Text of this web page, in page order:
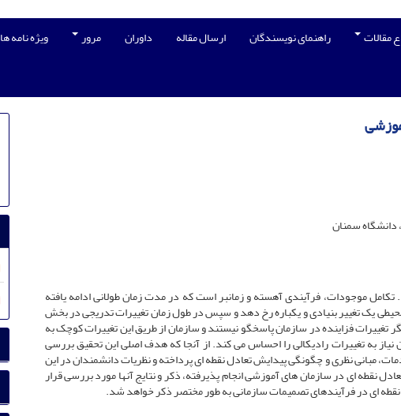
مقالات راهنمای نویسندگان ارسال مقاله داوران مرور ویژه نامه ها
دانشگاه سمنان
تکامل موجودات، فرآیندی آهسته و زمانبر است که در مدت زمان طولانی ادامه یافته
یک تغییر بنیادی و یکباره رخ دهد و سپس در طول زمان تغییرات تدریجی در بخش
فزاینده در سازمان پاسخگو نیستند و سازمان از طریق این تغییرات کوچک به
به تغییرات رادیکالی را احساس می کند. از آنجا که هدف اصلی این تحقیق بررسی
مبانی نظری و چگونگی پیدایش تعادل نقطه ای پرداخته و نظریات دانشمندان در این
ای در سازمان های آموزشی انجام پذیرفته، ذکر و نتایج آنها مورد بررسی قرار
ای در فرآیندهای تصمیمات سازمانی به طور مختصر ذکر خواهد شد.